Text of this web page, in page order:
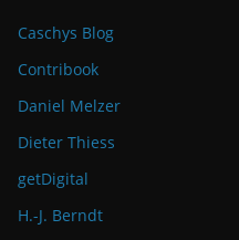
Caschys Blog
Contribook
Daniel Melzer
Dieter Thiess
getDigital
H.-J. Berndt